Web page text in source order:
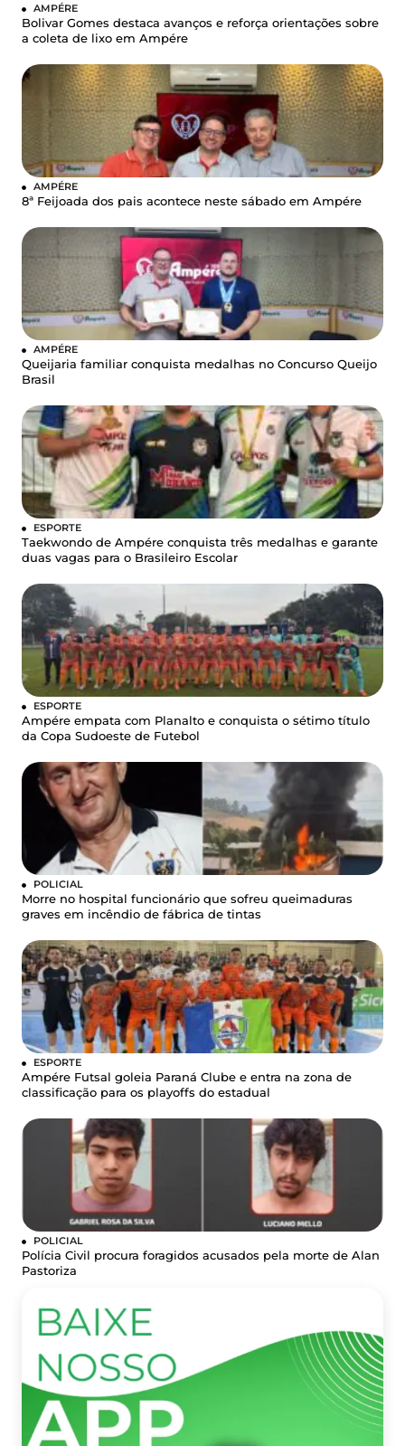
AMPÉRE
Bolivar Gomes destaca avanços e reforça orientações sobre
a coleta de lixo em Ampére
AMPÉRE
8ª Feijoada dos pais acontece neste sábado em Ampére
AMPÉRE
Queijaria familiar conquista medalhas no Concurso Queijo
Brasil
ESPORTE
Taekwondo de Ampére conquista três medalhas e garante
duas vagas para o Brasileiro Escolar
ESPORTE
Ampére empata com Planalto e conquista o sétimo título
da Copa Sudoeste de Futebol
POLICIAL
Morre no hospital funcionário que sofreu queimaduras
graves em incêndio de fábrica de tintas
ESPORTE
Ampére Futsal goleia Paraná Clube e entra na zona de
classificação para os playoffs do estadual
POLICIAL
Polícia Civil procura foragidos acusados pela morte de Alan
Pastoriza